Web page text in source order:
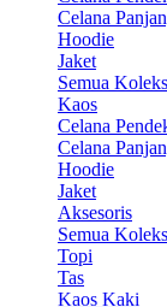
Celana
Hoodie
Jaket
Semua
Kaos
Celana
Celana
Hoodie
Jaket
Aksesoris
Semua
Topi
Tas
Kaos Kaki